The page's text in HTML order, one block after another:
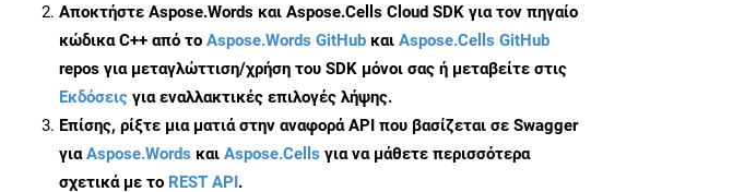
Αποκτήστε Aspose.Words και Aspose.Cells Cloud SDK για τον πηγαίο
κώδικα C++ από το Aspose.Words GitHub και Aspose.Cells GitHub
repos για μεταγλώττιση/χρήση του SDK μόνοι σας ή μεταβείτε στις
Εκδόσεις για εναλλακτικές επιλογές λήψης.
Επίσης, ρίξτε μια ματιά στην αναφορά API που βασίζεται σε Swagger
γιαAspose.Words και Aspose.Cells για να μάθετε περισσότερα
σχετικά με το REST API.